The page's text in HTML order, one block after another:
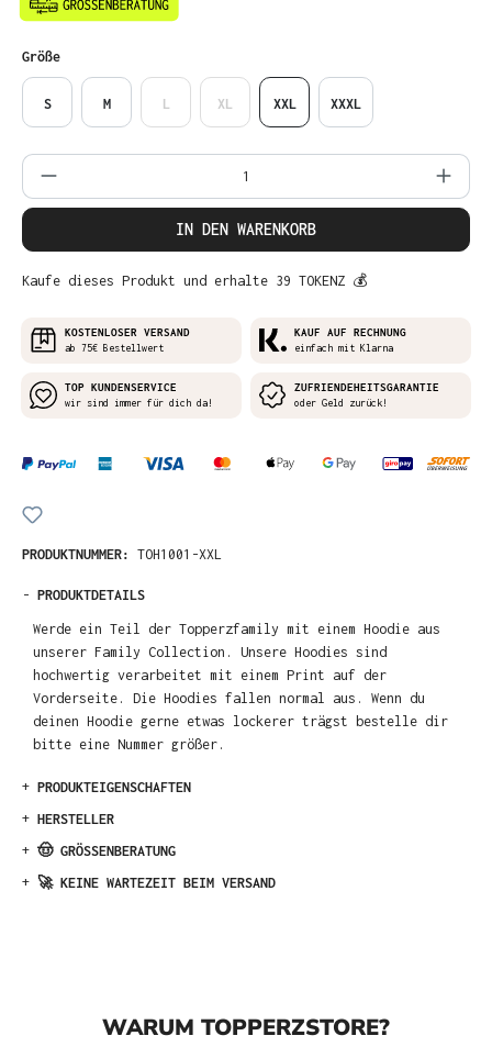
Größeauswählen
S M L XL XXL XXXL
Produkt Anzahl: Gib den gewünschten
IN DEN WARENKORB
Kaufe dieses Produkt und erhalte 39 TOKENZ 💰
KOSTENLOSER VERSAND
ab 75€ Bestellwert
KAUF AUF RECHNUNG
einfach mit Klarna
TOP KUNDENSERVICE
wir sind immer für dich da!
ZUFRIENDEHEITSGARANTIE
oder Geld zurück!
PRODUKTNUMMER: TOH1001-XXL
- PRODUKTDETAILS
Werde ein Teil der Topperzfamily mit einem Hoodie aus
unserer Family Collection. Unsere Hoodies sind
hochwertig verarbeitet mit einem Print auf der
Vorderseite. Die Hoodies fallen normal aus. Wenn du
deinen Hoodie gerne etwas lockerer trägst bestelle dir
bitte eine Nummer größer.
+ PRODUKTEIGENSCHAFTEN
+ HERSTELLER
+ 🤠 GRÖSSENBERATUNG
+ 🚀 KEINE WARTEZEIT BEIM VERSAND
WARUM TOPPERZSTORE?